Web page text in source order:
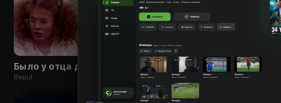
Было у отца два сына
Bepul
Любовь слепа
Bepul